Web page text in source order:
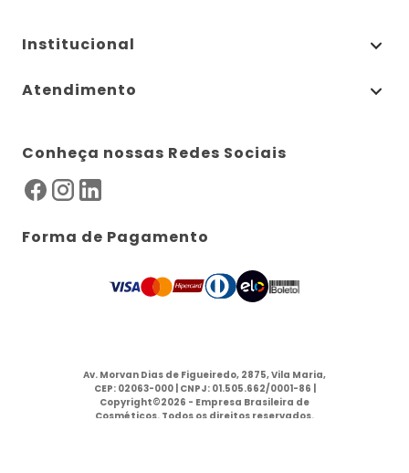
Institucional
Atendimento
Conheça nossas Redes Sociais
Forma de Pagamento
Av. Morvan Dias de Figueiredo, 2875, Vila Maria,
CEP: 02063-000 | CNPJ: 01.505.662/0001-86 |
Copyright©2026 - Empresa Brasileira de
Cosméticos. Todos os direitos reservados.